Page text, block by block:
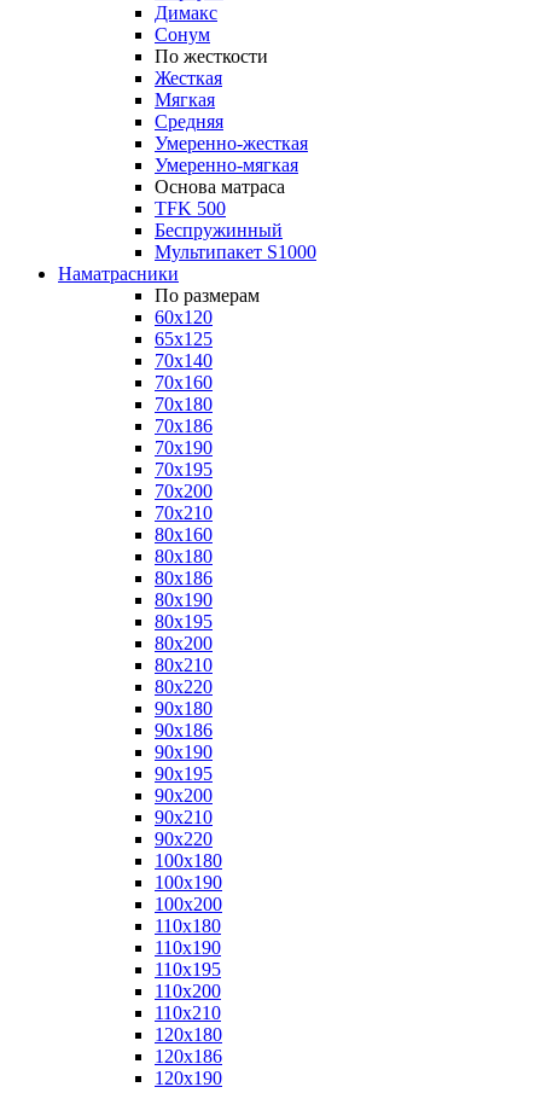
Димакс
Сонум
По жесткости
Жесткая
Мягкая
Средняя
Умеренно-жесткая
Умеренно-мягкая
Основа матраса
TFK 500
Беспружинный
Мультипакет S1000
Наматрасники
По размерам
60x120
65x125
70x140
70x160
70x180
70x186
70x190
70x195
70x200
70x210
80x160
80x180
80x186
80x190
80x195
80x200
80x210
80x220
90x180
90x186
90x190
90x195
90x200
90x210
90x220
100x180
100x190
100x200
110x180
110x190
110x195
110x200
110x210
120x180
120x186
120x190